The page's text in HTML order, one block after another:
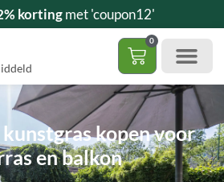
kortingmet 'coupon12'
0
kopen voor
en balkon